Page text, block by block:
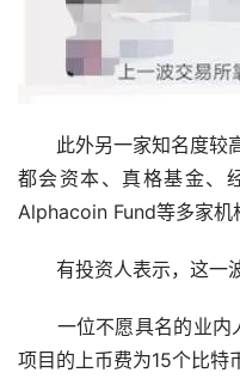
此外另一家知名度较高
都会资本、真格基金、
Alphacoin Fund等多家机
有投资人表示，这一波
一位不愿具名的业内
项目的上币费为15个比特